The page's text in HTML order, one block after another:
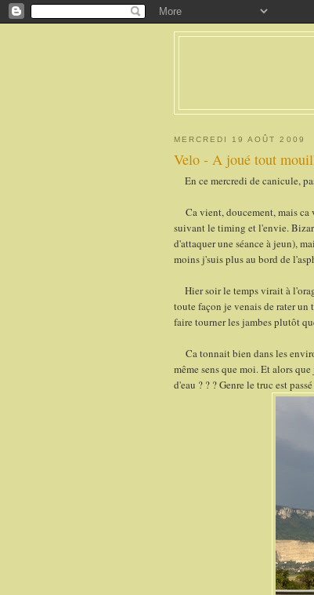
MERCREDI 19 AOÛT 2009
Velo - A joué tout
En ce mercredi de canicule,
Ca vient, doucement, mais ca
suivant le timing et l'envie.
d'attaquer une séance à jeun),
moins j'suis plus au bord de
Hier soir le temps virait à
toute façon je venais de rater
faire tourner les jambes plutôt
Ca tonnait bien dans les
même sens que moi. Et alors
d'eau ? ? ? Genre le truc est